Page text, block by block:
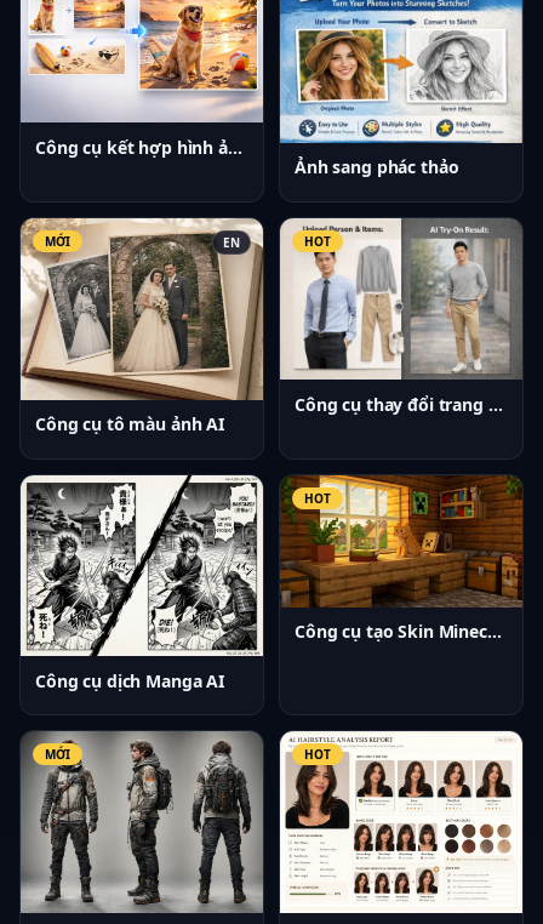
Công cụ kết hợp hình ảnh AI
Ảnh sang phác thảo
MỚI EN
Công cụ tô màu ảnh AI
HOT
Công cụ thay đổi trang phục AI
Công cụ dịch Manga AI
HOT
Công cụ tạo Skin Minecraft AI
MỚI HOT